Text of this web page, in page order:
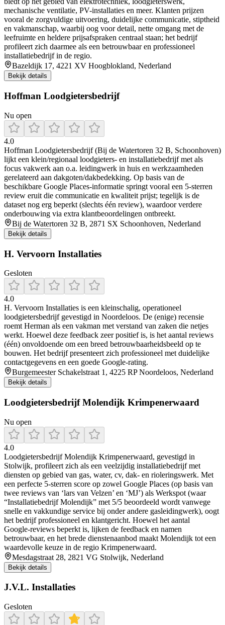
mechanische ventilatie, PV-installaties en meer. Klanten prijzen
vooral de zorgvuldige uitvoering, duidelijke communicatie, stiptheid
en vakmanschap, waarbij oog voor detail, nette omgang met de
leefruimte en heldere prijsafspraken centraal staan; het bedrijf
profileert zich daarmee als een betrouwbaar en professioneel
installatiebedrijf in de regio.
Bazeldijk 17, 4221 XV Hoogblokland, Nederland
Bekijk details
Hoffman Loodgietersbedrijf
Nu open
4.0
Hoffman Loodgietersbedrijf (Bij de Watertoren 32 B, Schoonhoven)
lijkt een klein/regionaal loodgieters- en installatiebedrijf met als
focus vakwerk aan o.a. leidingwerk in huis en werkzaamheden
gerelateerd aan dakgoten/dakbedekking. Op basis van de
beschikbare Google Places-informatie springt vooral een 5-sterren
review eruit die communicatie en kwaliteit prijst; tegelijk is de
dataset nog erg beperkt (slechts één review), waardoor verdere
onderbouwing via extra klantbeoordelingen ontbreekt.
Bij de Watertoren 32 B, 2871 SX Schoonhoven, Nederland
Bekijk details
H. Vervoorn Installaties
Gesloten
4.0
H. Vervoorn Installaties is een kleinschalig, operationeel
loodgietersbedrijf gevestigd in Noordeloos. De (enige) recensie
roemt Herman als een vakman met verstand van zaken die netjes
werkt. Hoewel deze feedback zeer positief is, is het aantal reviews
(één) onvoldoende om een breed betrouwbaarheidsbeeld op te
bouwen. Het bedrijf presenteert zich professioneel met duidelijke
contactgegevens en een goede Google-rating.
Burgemeester Schakelstraat 1, 4225 RP Noordeloos, Nederland
Bekijk details
Loodgietersbedrijf Molendijk Krimpenerwaard
Nu open
4.0
Loodgietersbedrijf Molendijk Krimpenerwaard, gevestigd in
Stolwijk, profileert zich als een veelzijdig installatiebedrijf met
diensten op gebied van gas, water, cv, dak- en rioleringswerk. Met
een perfecte 5‑sterren score op zowel Google Places (op basis van
twee reviews van ‘lars van Velzen’ en ‘MJ’) als Werkspot (waar
“Installatiebedrijf Molendijk” met 5/5 beoordeeld wordt vanwege
snelle en vakkundige service bij onder andere gasleidingwerk), oogt
het bedrijf professioneel en klantgericht. Hoewel het aantal
Google‑reviews beperkt is, lijken de feedback en namen
betrouwbaar, en het brede dienstenaanbod maakt Molendijk tot een
waardevolle keuze in de regio Krimpenerwaard.
Mesdagstraat 28, 2821 VG Stolwijk, Nederland
Bekijk details
J.V.L. Installaties
Gesloten